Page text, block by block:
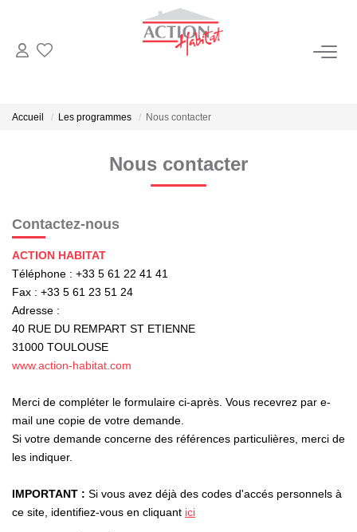
Ventes
Estimation
GÉRER
NOTRE AGENCE
L'agence
Nos Témoignages
Nos Actualités
Nous Contacter
Accueil Les programmes Nous contacter
Nous contacter
Contactez-nous
ACTION HABITAT
Téléphone : +33 5 61 22 41 41
Fax : +33 5 61 23 51 24
Adresse :
40 RUE DU REMPART ST ETIENNE
31000 TOULOUSE
www.action-habitat.com
Merci de compléter le formulaire ci-après. Vous recevrez par e-
mail une copie de votre demande.
Si votre demande concerne des références particulières, merci de
les indiquer.
IMPORTANT : Si vous avez déjà des codes d'accés personnels à
ce site, identifiez-vous en cliquant ici